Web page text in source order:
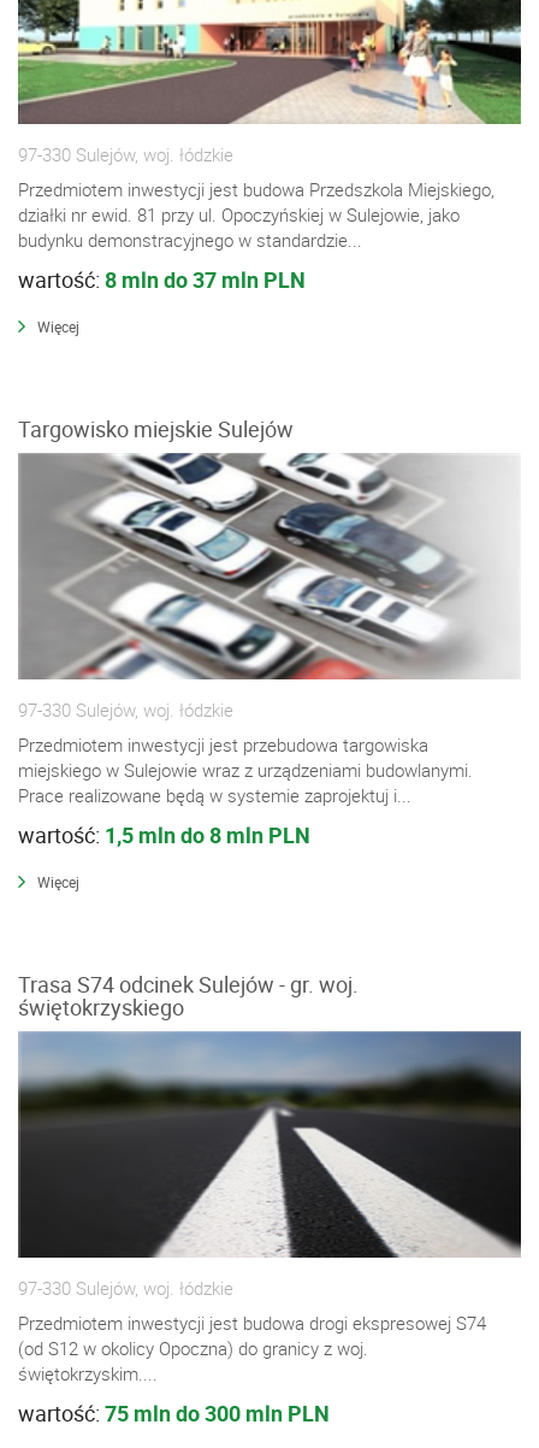
97-330 Sulejów, woj. łódzkie
Przedmiotem inwestycji jest budowa Przedszkola Miejskiego,
działki nr ewid. 81 przy ul. Opoczyńskiej w Sulejowie, jako
budynku demonstracyjnego w standardzie...
wartość: 8 mln do 37 mln PLN
Więcej
Targowisko miejskie Sulejów
97-330 Sulejów, woj. łódzkie
Przedmiotem inwestycji jest przebudowa targowiska
miejskiego w Sulejowie wraz z urządzeniami budowlanymi.
Prace realizowane będą w systemie zaprojektuj i...
wartość: 1,5 mln do 8 mln PLN
Więcej
Trasa S74 odcinek Sulejów - gr. woj.
świętokrzyskiego
97-330 Sulejów, woj. łódzkie
Przedmiotem inwestycji jest budowa drogi ekspresowej S74
(od S12 w okolicy Opoczna) do granicy z woj.
świętokrzyskim....
wartość: 75 mln do 300 mln PLN